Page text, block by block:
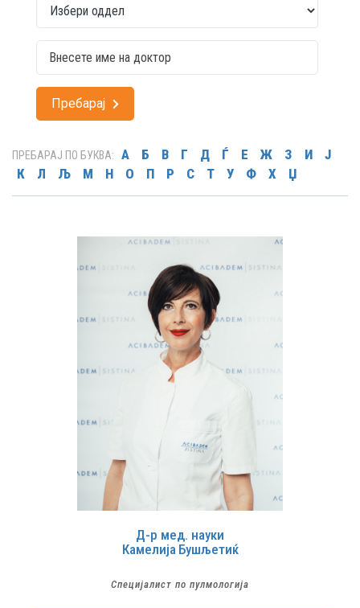
Пребарај
ПРЕБАРАЈ ПО БУКВА: А Б В Г Д Ѓ Е Ж З И
Ј
К
Л Љ М Н О П Р С Т У Ф Х Џ
Д-р мед. науки
Камелија Бушљетиќ
Специјалист по пулмологија